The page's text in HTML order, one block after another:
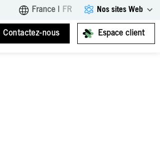
France FR Nos sites Web
Contactez-nous Espace client